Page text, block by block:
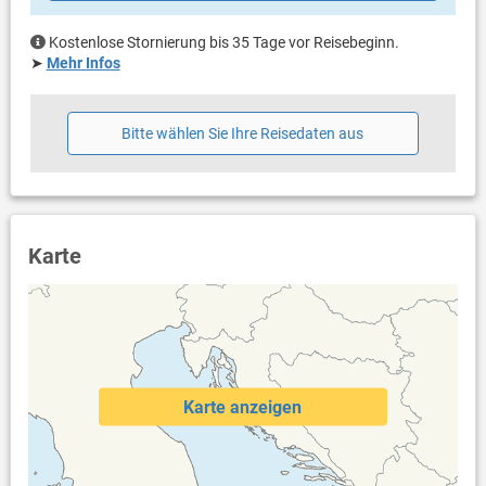
Kostenlose Stornierung bis 35 Tage vor Reisebeginn.
➤ Mehr Infos
Bitte wählen Sie Ihre Reisedaten aus
Karte
Karte anzeigen